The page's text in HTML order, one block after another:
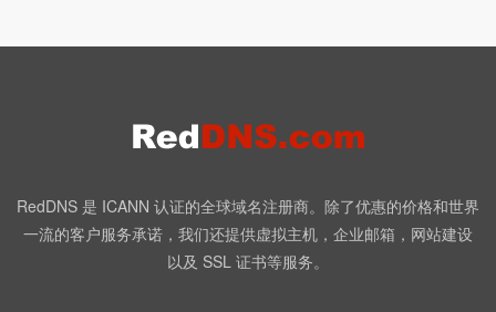
RedDNS 是 ICANN 认证的全球域名注册商。除了优惠的价格和世界
一流的客户服务承诺，我们还提供虚拟主机，企业邮箱，网站建设
以及 SSL 证书等服务。